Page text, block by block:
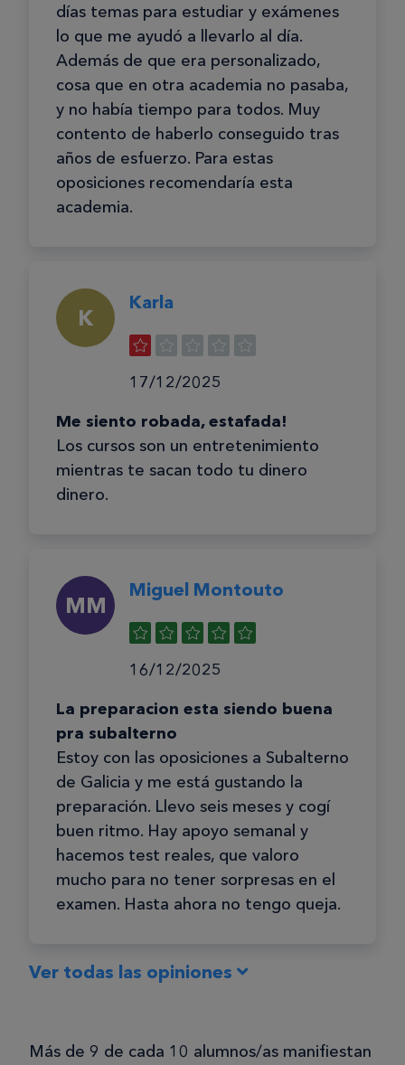
días temas para estudiar y exámenes
lo que me ayudó a llevarlo al día.
Además de que era personalizado,
cosa que en otra academia no pasaba,
y no había tiempo para todos. Muy
contento de haberlo conseguido tras
años de esfuerzo. Para estas
oposiciones recomendaría esta
academia.
K
Karla
17/12/2025
Me siento robada, estafada!
Los cursos son un entretenimiento
mientras te sacan todo tu dinero
dinero.
MM
Miguel Montouto
16/12/2025
La preparacion esta siendo buena
pra subalterno
Estoy con las oposiciones a Subalterno
de Galicia y me está gustando la
preparación. Llevo seis meses y cogí
buen ritmo. Hay apoyo semanal y
hacemos test reales, que valoro
mucho para no tener sorpresas en el
examen. Hasta ahora no tengo queja.
Ver todas las opiniones
Más de 9 de cada 10 alumnos/as manifiestan